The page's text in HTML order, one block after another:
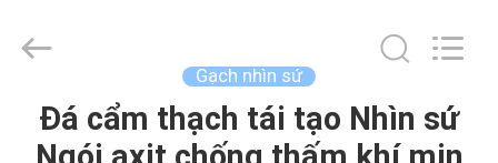
NHÀ
CERAMICS
Reserved.
Gạch nhìn sứ
Đá cẩm thạch tái tạo Nhìn sứ